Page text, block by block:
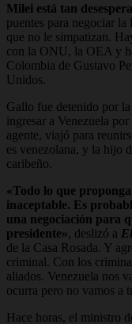
Milei está tan
puentes para negociar
que no le simpatizan.
con la ONU, la OEA y
Colombia de Gustavo
Unidos.
Gallo fue detenido por
ingresar a Venezuela
agente, viajó para
es venezolana, y la hijo
caribeño.
«Todo lo que
inaceptable. Es
una negociación para
presidente», deslizó a
de la Casa Rosada. Y
criminal. Con los
aliados. Venezuela nos
ocurra pero no vamos a
Hace horas, el ministro